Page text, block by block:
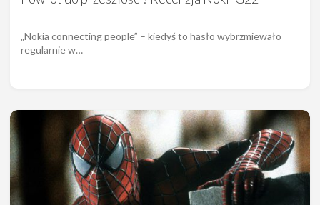
„Nokia connecting people” – kiedyś to hasło wybrzmiewało
regularnie w…